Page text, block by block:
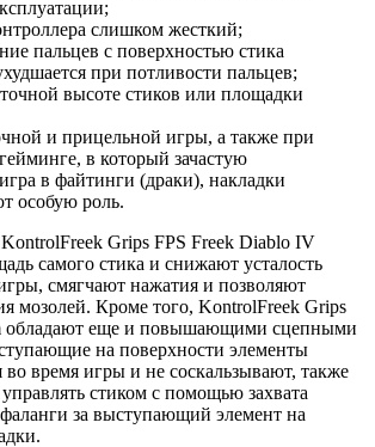
слишком жесткий;
пальцев с поверхностью стика
при потливости пальцев;
высоте стиков или площадки
и прицельной игры, а также при
в который зачастую
в файтинги (драки), накладки
особую роль.
Grips FPS Freek Diablo IV
самого стика и снижают усталость
смягчают нажатия и позволяют
мозолей. Кроме того, KontrolFreek Grips
обладают еще и повышающими сцепными
на поверхности элементы
время игры и не соскальзывают, также
стиком с помощью захвата
за выступающий элемент на